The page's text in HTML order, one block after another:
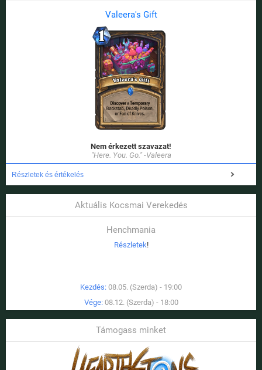
Valeera's Gift
Nem érkezett szavazat!
"Here. You. Go." -Valeera
Részletek és értékelés
Aktuális Kocsmai Verekedés
Henchmania
Részletek!
Kezdés: 08.05. (Szerda) - 19:00
Vége: 08.12. (Szerda) - 18:00
Támogass minket